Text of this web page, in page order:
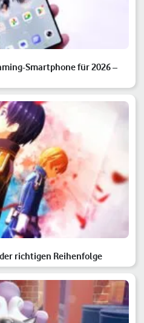
Smartphone für 2026 –
richtigen Reihenfolge